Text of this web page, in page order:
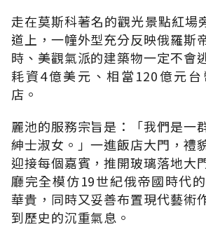
走在莫斯科著名的觀光景點紅場
道上，一幢外型充分反映俄羅斯
時、美觀氣派的建築物一定不會
耗資4億美元、相當120億元
店。
麗池的服務宗旨是：「我們是一
紳士淑女。」一進飯店大門，禮
迎接每個嘉賓，推開玻璃落地大
廳完全模仿19世紀俄帝國時代
華貴，同時又妥善布置現代藝術
到歷史的沉重氣息。